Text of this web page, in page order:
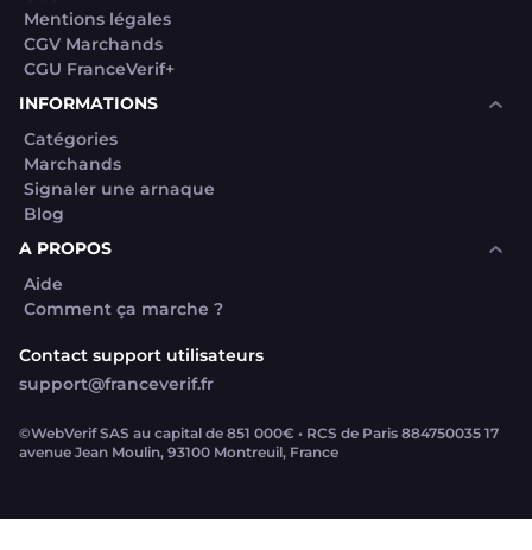
Mentions légales
CGV Marchands
CGU FranceVerif+
INFORMATIONS
Catégories
Marchands
Signaler une arnaque
Blog
A PROPOS
Aide
Comment ça marche ?
Contact support utilisateurs
support@franceverif.fr
©WebVerif SAS au capital de 851 000€ • RCS de Paris 884750035 17
avenue Jean Moulin, 93100 Montreuil, France